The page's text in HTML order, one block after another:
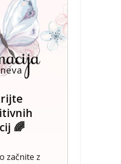
🌈
začnite z